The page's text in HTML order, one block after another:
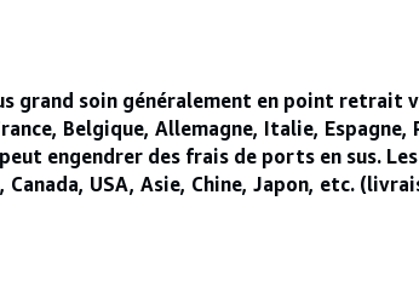
grand soin généralement en point retrait
Belgique, Allemagne, Italie, Espagne,
engendrer des frais de ports en sus.
USA, Asie, Chine, Japon, etc.